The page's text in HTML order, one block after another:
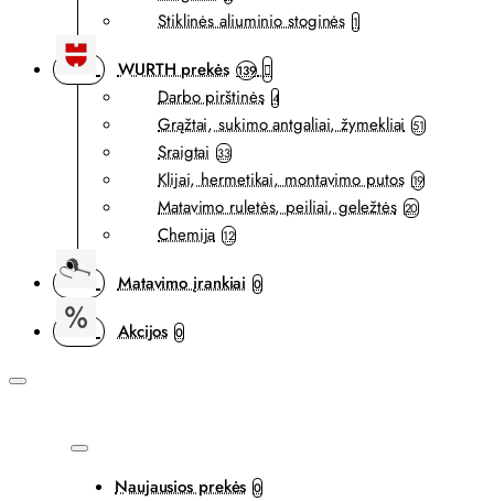
Stiklinės aliuminio stoginės 1
WURTH prekės 139
Darbo pirštinės 4
Grąžtai, sukimo antgaliai, žymekliai 51
Sraigtai 33
Klijai, hermetikai, montavimo putos 19
Matavimo ruletės, peiliai, geležtės 20
Chemija 12
Matavimo įrankiai 0
Akcijos 0
Naujausios prekės 0